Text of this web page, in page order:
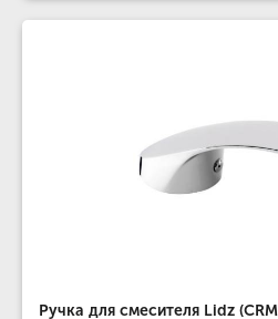
Ручка для смесителя Lidz